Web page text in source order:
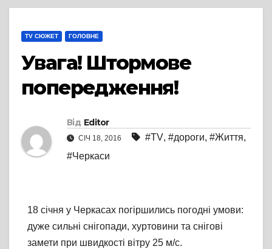
TV СЮЖЕТ ГОЛОВНЕ
Увага! Штормове
попередження!
Від Editor
СІЧ 18, 2016 #TV, #дороги, #Життя,
#Черкаси
18 січня у Черкасах погіршились погодні умови:
дуже сильні снігопади, хуртовини та снігові
замети при швидкості вітру 25 м/с.